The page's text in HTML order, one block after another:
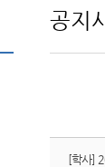
공지
[학사]